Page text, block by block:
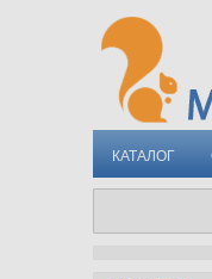
КАТАЛОГ